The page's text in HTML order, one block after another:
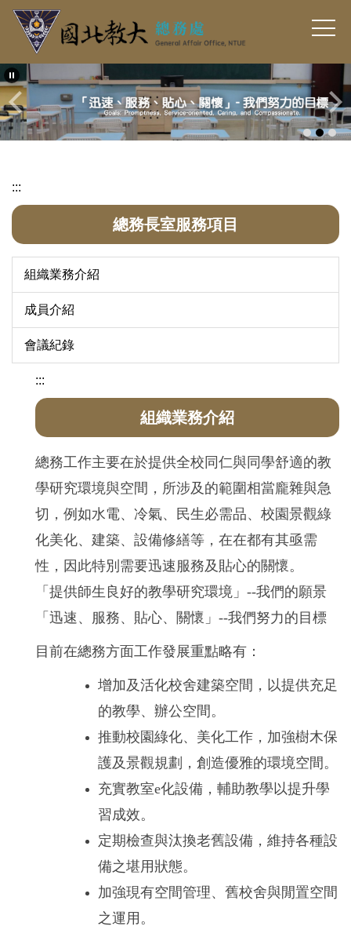
跳
要
內
容
區
:::
總務長室服務項目
組織業務介紹
成員介紹
會議紀錄
:::
組織業務介紹
總務工作主要在於提供全校同仁與同學舒適的教
學研究環境與空間，所涉及的範圍相當龐雜與急
切，例如水電、冷氣、民生必需品、校園景觀綠
化美化、建築、設備修繕等，在在都有其亟需
性，因此特別需要迅速服務及貼心的關懷。
「提供師生良好的教學研究環境」--我們的願景
「迅速、服務、貼心、關懷」--我們努力的目標
目前在總務方面工作發展重點略有：
增加及活化校舍建築空間，以提供充足
的教學、辦公空間。
推動校園綠化、美化工作，加強樹木保
護及景觀規劃，創造優雅的環境空間。
充實教室e化設備，輔助教學以提升學
習成效。
定期檢查與汰換老舊設備，維持各種設
備之堪用狀態。
加強現有空間管理、舊校舍與閒置空間
之運用。